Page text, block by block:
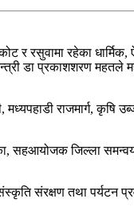
र रसुवामा रहेका
डा प्रकाशशरण
राजमार्ग, कृषि
जिल्ला समन्वय
संरक्षण तथा पर्यटन